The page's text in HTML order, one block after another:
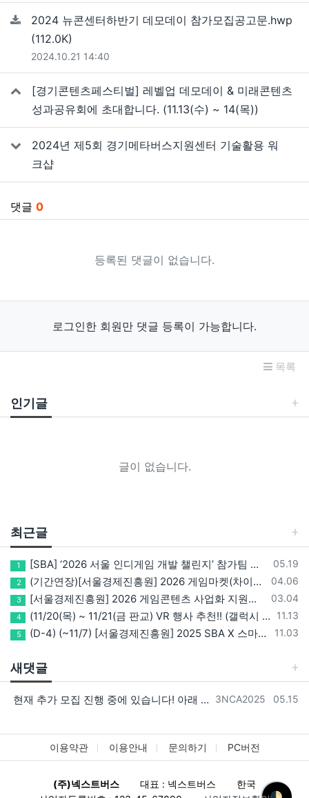
관련자료2024 뉴콘센터하반기 데모데이 참가모집공고문.hwp
파일크기
(112.0K)
등록일
2024.10.21 14:40
[경기콘텐츠페스티벌] 레벨업 데모데이 & 미래콘텐츠
성과공유회에 초대합니다. (11.13(수) ~ 14(목))
2024년 제5회 경기메타버스지원센터 기술활용 워
크샵
댓글 0
등록된 댓글이 없습니다.
로그인한 회원만 댓글 등록이 가능합니다.
목록
인기글
글이 없습니다.
최근글
등록일
05.19
1 [SBA] ‘2026 서울 인디게임 개발 챌린지’ 참가팀 모집
등록일
04.06
2 (기간연장)[서울경제진흥원] 2026 게임마켓(차이나조이, BIC, 지스타) 서울관 참가기업 모집!(~5/8 15:00)
등록일
03.04
3 [서울경제진흥원] 2026 게임콘텐츠 사업화 지원사업 참가기업 모집(~3/26까지)
등록일
11.13
4 (11/20(목) ~ 11/21(금 판교) VR 행사 추천!! (갤럭시 XR/ 애플 비전프로 등 기기 체험, 메타퀘스트 경품)
등록일
11.03
5 (D-4) (~11/7) [서울경제진흥원] 2025 SBA X 스마일게이트, ‘게임랩 with STOVE INDIE’ 참가기업 모집
새댓글
등록자
3NCA2025 등록일
05.15
현재 추가 모집 진행 중에 있습니다! 아래 링크로 확인 부탁드리겠습니다~! https://next-verse.com/community/1…
이용약관 이용안내 문의하기 PC버전
(주)넥스트버스 대표 : 넥스트버스
한국